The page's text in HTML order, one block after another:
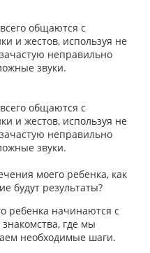
общаются с
и жестов, используя не
неправильно
звуки.
общаются с
и жестов, используя не
неправильно
звуки.
моего ребенка, как
будут результаты?
ребенка начинаются с
где мы
необходимые шаги.